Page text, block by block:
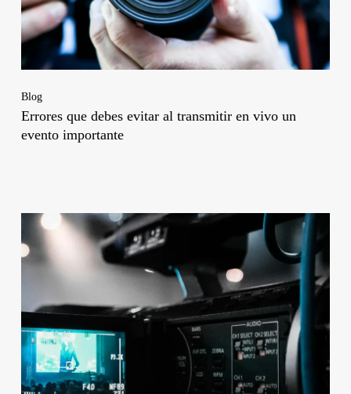
Blog
Errores que debes evitar al transmitir en vivo un
evento importante